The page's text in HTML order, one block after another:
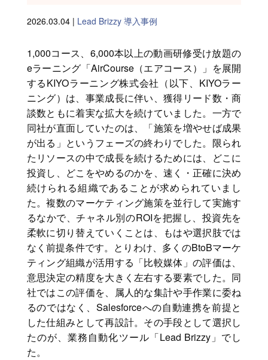
2026.03.04 | Lead Brizzy 導入事例
1,000コース、6,000本以上の動画研修受け放題の
eラーニング「AirCourse（エアコース）」を展開
するKIYOラーニング株式会社（以下、KIYOラー
ニング）は、事業成長に伴い、獲得リード数・商
談数ともに着実な拡大を続けていました。一方で
同社が直面していたのは、「施策を増やせば成果
が出る」というフェーズの終わりでした。限られ
たリソースの中で成長を続けるためには、どこに
投資し、どこをやめるのかを、速く・正確に決め
続けられる組織であることが求められていまし
た。複数のマーケティング施策を並行して実施す
るなかで、チャネル別のROIを把握し、投資先を
柔軟に切り替えていくことは、もはや選択肢では
なく前提条件です。とりわけ、多くのBtoBマーケ
ティング組織が活用する「比較媒体」の評価は、
意思決定の精度を大きく左右する要素でした。同
社ではこの評価を、属人的な集計や手作業に委ね
るのではなく、Salesforceへの自動連携を前提と
した仕組みとして再設計。その手段として選択し
たのが、業務自動化ツール「Lead Brizzy」でし
た。